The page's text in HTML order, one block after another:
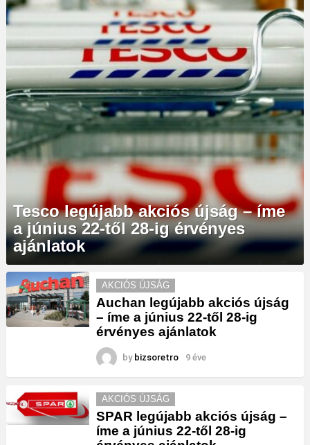
LATEST
STORY
Tesco legújabb akciós újság – íme
a június 22-től 28-ig érvényes
ajánlatok
MORE
STORIES
AKCIÓS ÚJSÁG
Auchan legújabb akciós újság
– íme a június 22-től 28-ig
érvényes ajánlatok
by bizsoretro 9 éve
AKCIÓS ÚJSÁG
SPAR legújabb akciós újság –
íme a június 22-től 28-ig